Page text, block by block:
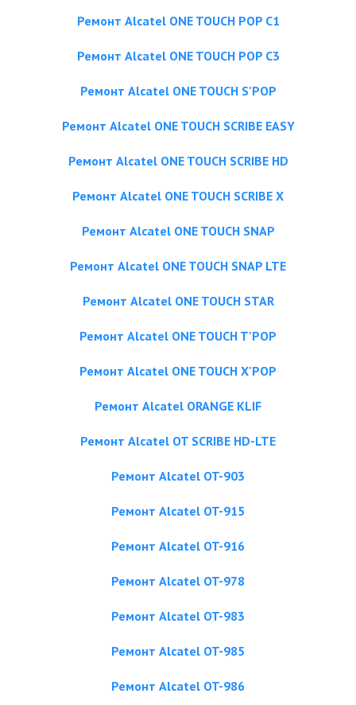
Ремонт Alcatel ONE TOUCH POP C1
Ремонт Alcatel ONE TOUCH POP C3
Ремонт Alcatel ONE TOUCH S'POP
Ремонт Alcatel ONE TOUCH SCRIBE EASY
Ремонт Alcatel ONE TOUCH SCRIBE HD
Ремонт Alcatel ONE TOUCH SCRIBE X
Ремонт Alcatel ONE TOUCH SNAP
Ремонт Alcatel ONE TOUCH SNAP LTE
Ремонт Alcatel ONE TOUCH STAR
Ремонт Alcatel ONE TOUCH T'POP
Ремонт Alcatel ONE TOUCH X'POP
Ремонт Alcatel ORANGE KLIF
Ремонт Alcatel OT SCRIBE HD-LTE
Ремонт Alcatel OT-903
Ремонт Alcatel OT-915
Ремонт Alcatel OT-916
Ремонт Alcatel OT-978
Ремонт Alcatel OT-983
Ремонт Alcatel OT-985
Ремонт Alcatel OT-986